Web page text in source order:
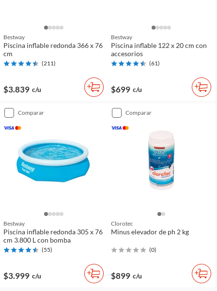
Bestway
Piscina inflable redonda 366 x 76
cm
(211)
$3.839 c/u
Bestway
Piscina inflable 122 x 20 cm con
accesorios
(61)
$699 c/u
comparar
Bestway
Piscina inflable redonda 305 x 76
cm 3.800 L con bomba
(55)
$3.999 c/u
comparar
Clorotec
Minus elevador de ph 2 kg
(0)
$899 c/u